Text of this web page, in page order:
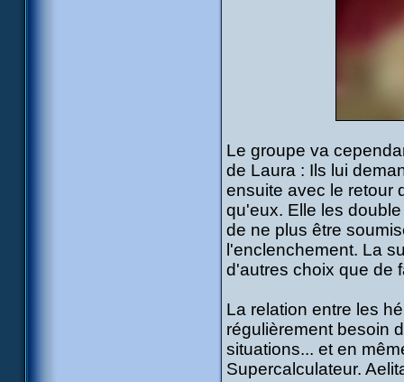
Le groupe va
de Laura : Ils lui
ensuite avec le retour
qu'eux. Elle les
de ne plus être
l'enclenchement. La
d'autres choix que de
La relation entre les
régulièrement besoin
situations... et en
Supercalculateur.